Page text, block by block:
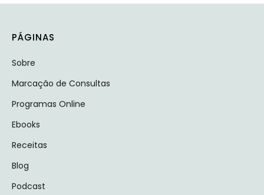
PÁGINAS
Sobre
Marcação de Consultas
Programas Online
Ebooks
Receitas
Blog
Podcast